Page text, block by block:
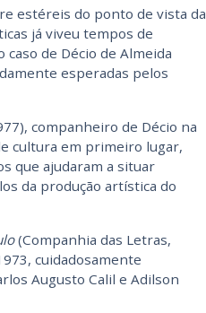
estéreis do ponto de vista da
já viveu tempos de
de Décio de Almeida
esperadas pelos
companheiro de Décio na
cultura em primeiro lugar,
que ajudaram a situar
da produção artística do
(Companhia das Letras,
cuidadosamente
Augusto Calil e Adilson